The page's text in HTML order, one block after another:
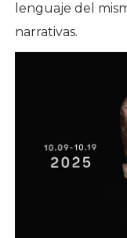
lenguaje del
narrativas.